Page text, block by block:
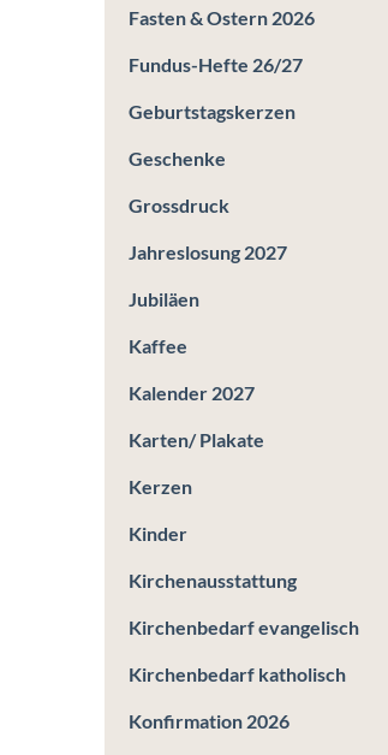
Fasten & Ostern 2026
Fundus-Hefte 26/27
Geburtstagskerzen
Geschenke
Grossdruck
Jahreslosung 2027
Jubiläen
Kaffee
Kalender 2027
Karten/ Plakate
Kerzen
Kinder
Kirchenausstattung
Kirchenbedarf evangelisch
Kirchenbedarf katholisch
Konfirmation 2026